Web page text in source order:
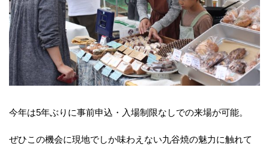
今年は5年ぶりに事前申込・入場制限なしでの来場が可能。
ぜひこの機会に現地でしか味わえない九谷焼の魅力に触れて